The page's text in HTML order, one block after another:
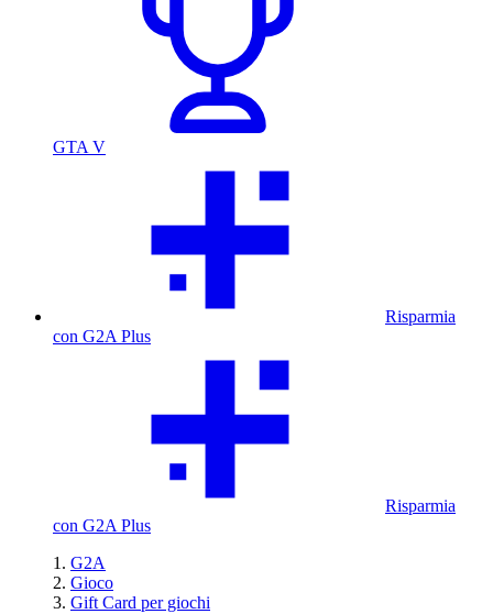
GTA V
Risparmia
con G2A Plus
Risparmia
con G2A Plus
G2A
Gioco
Gift Card per giochi